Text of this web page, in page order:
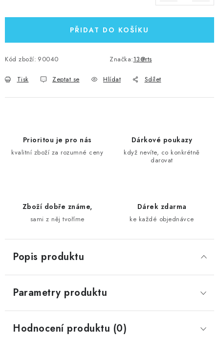
PŘIDAT DO KOŠÍKU
Kód zboží: 90040 Značka:13@rts
Tisk Zeptat se Hlídat Sdílet
Prioritou je pro nás
kvalitní zboží za rozumné ceny
Dárkové poukazy
když nevíte, co konkrétně
darovat
Zboží dobře známe,
sami z něj tvoříme
Dárek zdarma
ke každé objednávce
Popis produktu
Parametry produktu
Hodnocení produktu (0)